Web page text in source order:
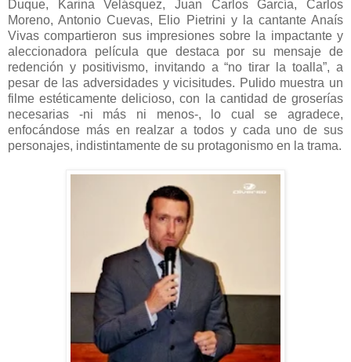
Duque, Karina Velásquez, Juan Carlos García, Carlos
Moreno, Antonio Cuevas, Elio Pietrini y la cantante Anaís
Vivas compartieron sus impresiones sobre la impactante y
aleccionadora película que destaca por su mensaje de
redención y positivismo, invitando a “no tirar la toalla”, a
pesar de las adversidades y vicisitudes. Pulido muestra un
filme estéticamente delicioso, con la cantidad de groserías
necesarias -ni más ni menos-, lo cual se agradece,
enfocándose más en realzar a todos y cada uno de sus
personajes, indistintamente de su protagonismo en la trama.